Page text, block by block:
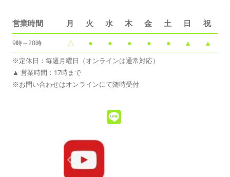
営業時間 月 火 水 木 金 土 日 祝
9時～20時 △ ● ● ● ● ● ▲ ▲
※定休日：毎週月曜日（オンラインは通常対応）
▲ 営業時間：17時まで
※お問い合わせはオンラインにて随時受付